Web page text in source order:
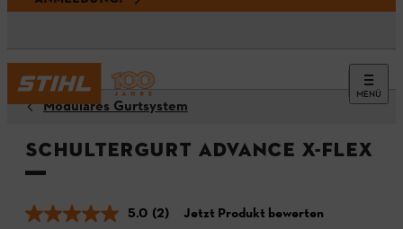
MENÜ
Modulares Gurtsystem
Schultergurt ADVANCE X-Flex
5.0 (2) Jetzt Produkt bewerten